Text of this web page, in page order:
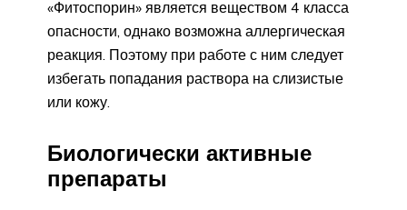
«Фитоспорин» является веществом 4 класса
опасности, однако возможна аллергическая
реакция. Поэтому при работе с ним следует
избегать попадания раствора на слизистые
или кожу.
Биологически активные
препараты